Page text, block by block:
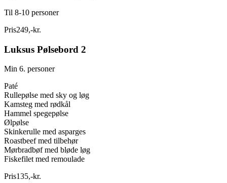
Til 8-10 personer
Pris249,-kr.
Luksus Pølsebord 2
Min 6. personer
Paté
Rullepølse med sky og løg
Kamsteg med rødkål
Hammel spegepølse
Ølpølse
Skinkerulle med asparges
Roastbeef med tilbehør
Mørbradbøf med bløde løg
Fiskefilet med remoulade
Pris135,-kr.